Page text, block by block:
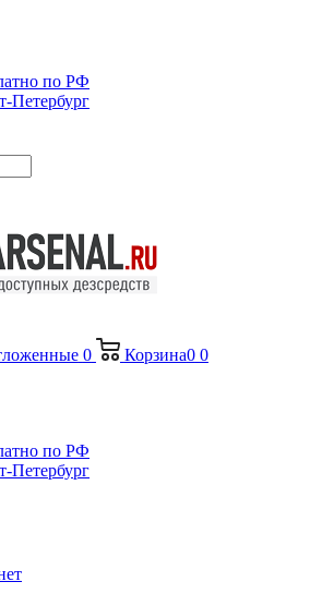
по РФ
Петербург
0 Корзина0 0
по РФ
Петербург